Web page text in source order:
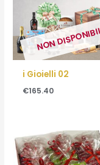
NON
i Gioielli 02
€165.40